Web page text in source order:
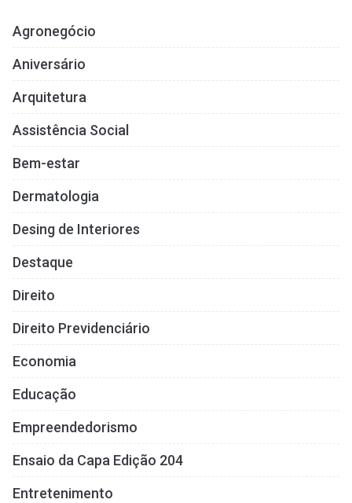
Agronegócio
Aniversário
Arquitetura
Assistência Social
Bem-estar
Dermatologia
Desing de Interiores
Destaque
Direito
Direito Previdenciário
Economia
Educação
Empreendedorismo
Ensaio da Capa Edição 204
Entretenimento